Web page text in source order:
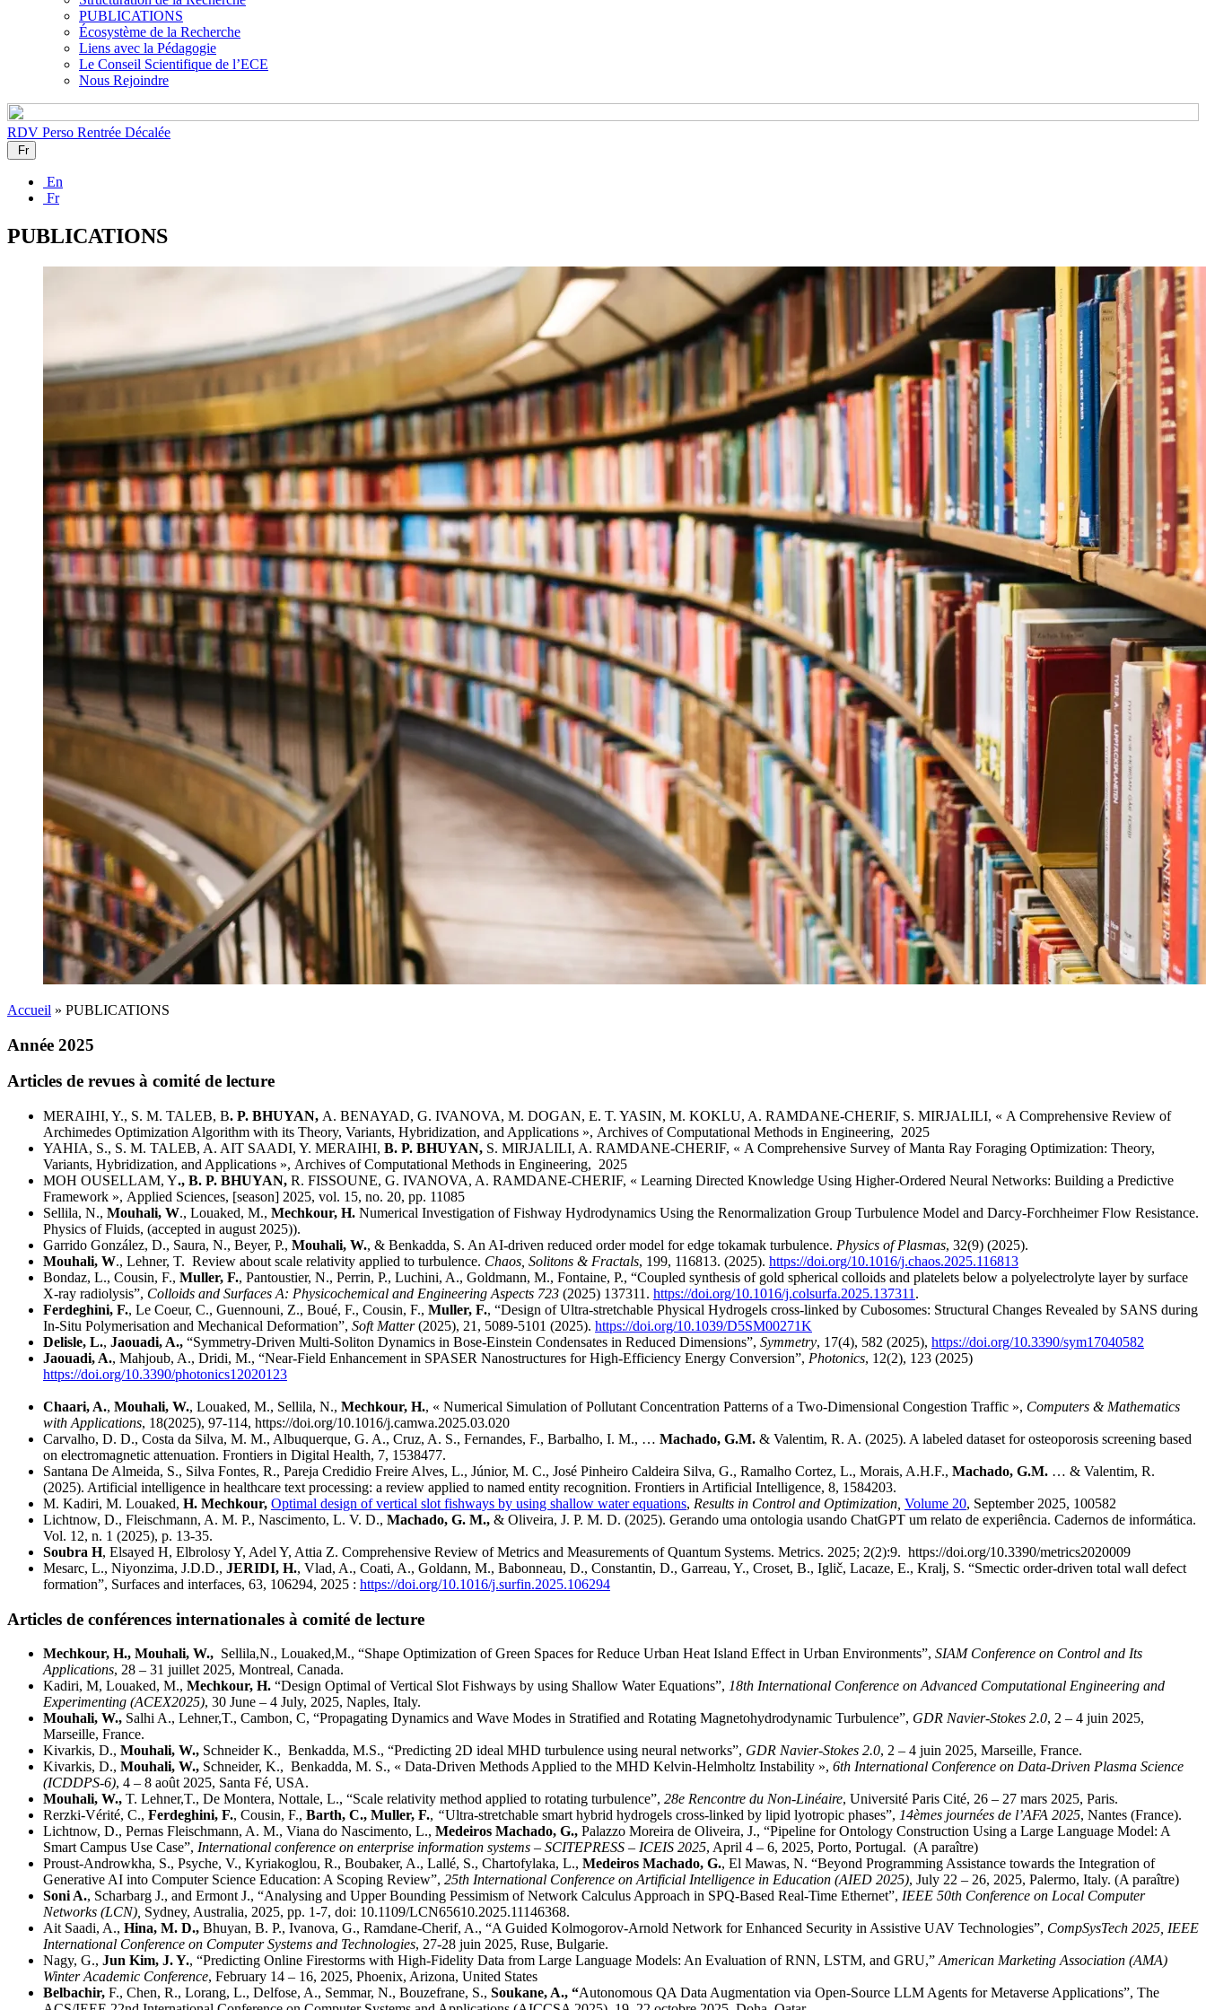
PUBLICATIONS
Écosystème de la Recherche
Liens avec la Pédagogie
Le Conseil Scientifique de l’ECE
Nous Rejoindre
RDV Perso Rentrée Décalée
Fr
En
Fr
PUBLICATIONS
Accueil » PUBLICATIONS
Année 2025
Articles de revues à comité de lecture
MERAIHI, Y., S. M. TALEB, B. P. BHUYAN, A. BENAYAD, G. IVANOVA, M. DOGAN, E. T. YASIN, M. KOKLU, A. RAMDANE-CHERIF, S. MIRJALILI, « A Comprehensive Review of
Archimedes Optimization Algorithm with its Theory, Variants, Hybridization, and Applications », Archives of Computational Methods in Engineering, 2025
YAHIA, S., S. M. TALEB, A. AIT SAADI, Y. MERAIHI, B. P. BHUYAN, S. MIRJALILI, A. RAMDANE-CHERIF, « A Comprehensive Survey of Manta Ray Foraging Optimization: Theory,
Variants, Hybridization, and Applications », Archives of Computational Methods in Engineering, 2025
MOH OUSELLAM, Y., B. P. BHUYAN, R. FISSOUNE, G. IVANOVA, A. RAMDANE-CHERIF, « Learning Directed Knowledge Using Higher-Ordered Neural Networks: Building a Predictive
Framework », Applied Sciences, [season] 2025, vol. 15, no. 20, pp. 11085
Sellila, N., Mouhali, W., Louaked, M., Mechkour, H. Numerical Investigation of Fishway Hydrodynamics Using the Renormalization Group Turbulence Model and Darcy-Forchheimer Flow Resistance.
Physics of Fluids, (accepted in august 2025)).
Garrido González, D., Saura, N., Beyer, P., Mouhali, W., & Benkadda, S. An AI-driven reduced order model for edge tokamak turbulence. Physics of Plasmas, 32(9) (2025).
Mouhali, W., Lehner, T. Review about scale relativity applied to turbulence. Chaos, Solitons & Fractals, 199, 116813. (2025). https://doi.org/10.1016/j.chaos.2025.116813
Bondaz, L., Cousin, F., Muller, F., Pantoustier, N., Perrin, P., Luchini, A., Goldmann, M., Fontaine, P., “Coupled synthesis of gold spherical colloids and platelets below a polyelectrolyte layer by surface
X-ray radiolysis”, Colloids and Surfaces A: Physicochemical and Engineering Aspects 723 (2025) 137311. https://doi.org/10.1016/j.colsurfa.2025.137311 .
Ferdeghini, F., Le Coeur, C., Guennouni, Z., Boué, F., Cousin, F., Muller, F., “Design of Ultra-stretchable Physical Hydrogels cross-linked by Cubosomes: Structural Changes Revealed by SANS during
In-Situ Polymerisation and Mechanical Deformation”, Soft Matter(2025), 21, 5089-5101 (2025). https://doi.org/10.1039/D5SM00271K
Delisle, L., Jaouadi, A., “Symmetry-Driven Multi-Soliton Dynamics in Bose-Einstein Condensates in Reduced Dimensions”, Symmetry, 17(4), 582 (2025), https://doi.org/10.3390/sym17040582
Jaouadi, A., Mahjoub, A., Dridi, M., “Near-Field Enhancement in SPASER Nanostructures for High-Efficiency Energy Conversion”, Photonics, 12(2), 123 (2025)
https://doi.org/10.3390/photonics12020123
Chaari, A., Mouhali, W., Louaked, M., Sellila, N., Mechkour, H., « Numerical Simulation of Pollutant Concentration Patterns of a Two-Dimensional Congestion Traffic », Computers & Mathematics
with Applications, 18(2025), 97-114, https://doi.org/10.1016/j.camwa.2025.03.020
Carvalho, D. D., Costa da Silva, M. M., Albuquerque, G. A., Cruz, A. S., Fernandes, F., Barbalho, I. M., … Machado, G.M. & Valentim, R. A. (2025). A labeled dataset for osteoporosis screening based
on electromagnetic attenuation. Frontiers in Digital Health, 7, 1538477.
Santana De Almeida, S., Silva Fontes, R., Pareja Credidio Freire Alves, L., Júnior, M. C., José Pinheiro Caldeira Silva, G., Ramalho Cortez, L., Morais, A.H.F., Machado, G.M. … & Valentim, R.
(2025). Artificial intelligence in healthcare text processing: a review applied to named entity recognition. Frontiers in Artificial Intelligence, 8, 1584203.
M. Kadiri, M. Louaked, H. Mechkour, Optimal design of vertical slot fishways by using shallow water equations, Results in Control and Optimization, Volume 20, September 2025, 100582
Lichtnow, D., Fleischmann, A. M. P., Nascimento, L. V. D., Machado, G. M., & Oliveira, J. P. M. D. (2025). Gerando uma ontologia usando ChatGPT um relato de experiência. Cadernos de informática.
Vol. 12, n. 1 (2025), p. 13-35.
Soubra H, Elsayed H, Elbrolosy Y, Adel Y, Attia Z. Comprehensive Review of Metrics and Measurements of Quantum Systems. Metrics. 2025; 2(2):9. https://doi.org/10.3390/metrics2020009
Mesarc, L., Niyonzima, J.D.D., JERIDI, H., Vlad, A., Coati, A., Goldann, M., Babonneau, D., Constantin, D., Garreau, Y., Croset, B., Iglič, Lacaze, E., Kralj, S. “Smectic order-driven total wall defect
formation”, Surfaces and interfaces, 63, 106294, 2025 : https://doi.org/10.1016/j.surfin.2025.106294
Articles de conférences internationales à comité de lecture
Mechkour, H., Mouhali, W., Sellila,N., Louaked,M., “Shape Optimization of Green Spaces for Reduce Urban Heat Island Effect in Urban Environments”, SIAM Conference on Control and Its
Applications, 28 – 31 juillet 2025, Montreal, Canada.
Kadiri, M, Louaked, M., Mechkour, H. “Design Optimal of Vertical Slot Fishways by using Shallow Water Equations”, 18th International Conference on Advanced Computational Engineering and
Experimenting (ACEX2025), 30 June – 4 July, 2025, Naples, Italy.
Mouhali, W., Salhi A., Lehner,T., Cambon, C, “Propagating Dynamics and Wave Modes in Stratified and Rotating Magnetohydrodynamic Turbulence”, GDR Navier-Stokes 2.0, 2 – 4 juin 2025,
Marseille, France.
Kivarkis, D., Mouhali, W., Schneider K., Benkadda, M.S., “Predicting 2D ideal MHD turbulence using neural networks”, GDR Navier-Stokes 2.0, 2 – 4 juin 2025, Marseille, France.
Kivarkis, D., Mouhali, W., Schneider, K., Benkadda, M. S., « Data-Driven Methods Applied to the MHD Kelvin-Helmholtz Instability », 6th International Conference on Data-Driven Plasma Science
(ICDDPS-6), 4 – 8 août 2025, Santa Fé, USA.
Mouhali, W., T. Lehner,T., De Montera, Nottale, L., “Scale relativity method applied to rotating turbulence”, 28e Rencontre du Non-Linéaire, Université Paris Cité, 26 – 27 mars 2025, Paris.
Rerzki-Vérité, C., Ferdeghini, F., Cousin, F., Barth, C., Muller, F., “Ultra-stretchable smart hybrid hydrogels cross-linked by lipid lyotropic phases”, 14èmes journées de l’AFA 2025, Nantes (France).
Lichtnow, D., Pernas Fleischmann, A. M., Viana do Nascimento, L., Medeiros Machado, G., Palazzo Moreira de Oliveira, J., “Pipeline for Ontology Construction Using a Large Language Model: A
Smart Campus Use Case”, International conference on enterprise information systems – SCITEPRESS – ICEIS 2025, April 4 – 6, 2025, Porto, Portugal. (A paraître)
Proust-Androwkha, S., Psyche, V., Kyriakoglou, R., Boubaker, A., Lallé, S., Chartofylaka, L., Medeiros Machado, G., El Mawas, N. “Beyond Programming Assistance towards the Integration of
Generative AI into Computer Science Education: A Scoping Review”, 25th International Conference on Artificial Intelligence in Education (AIED 2025), July 22 – 26, 2025, Palermo, Italy. (A paraître)
Soni A., Scharbarg J., and Ermont J., “Analysing and Upper Bounding Pessimism of Network Calculus Approach in SPQ-Based Real-Time Ethernet”, IEEE 50th Conference on Local Computer
Networks (LCN), Sydney, Australia, 2025, pp. 1-7, doi: 10.1109/LCN65610.2025.11146368.
Ait Saadi, A., Hina, M. D., Bhuyan, B. P., Ivanova, G., Ramdane-Cherif, A., “A Guided Kolmogorov-Arnold Network for Enhanced Security in Assistive UAV Technologies”, CompSysTech 2025, IEEE
International Conference on Computer Systems and Technologies, 27-28 juin 2025, Ruse, Bulgarie.
Nagy, G., Jun Kim, J. Y., “Predicting Online Firestorms with High-Fidelity Data from Large Language Models: An Evaluation of RNN, LSTM, and GRU,”American Marketing Association (AMA)
Winter Academic Conference, February 14 – 16, 2025, Phoenix, Arizona, United States
Belbachir, F., Chen, R., Lorang, L., Delfose, A., Semmar, N., Bouzefrane, S., Soukane, A., “Autonomous QA Data Augmentation via Open-Source LLM Agents for Metaverse Applications”, The